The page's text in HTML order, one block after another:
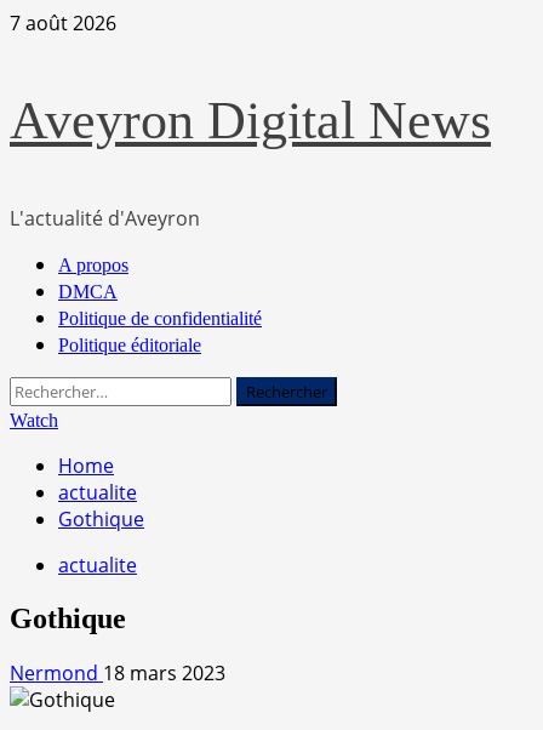
Skip
7 août 2026
Aveyron Digital News
L'actualité d'Aveyron
Primary
Menu
A propos
DMCA
Politique de confidentialité
Politique éditoriale
Rechercher :
Watch
Home
actualite
Gothique
actualite
Gothique
Nermond 18 mars 2023